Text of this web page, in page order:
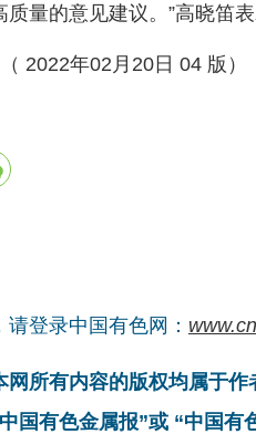
量的意见建议。”高晓笛表
2022年02月20日 04 版）
登录中国有色网：
所有内容的版权均属于作
国有色金属报”或 “中国